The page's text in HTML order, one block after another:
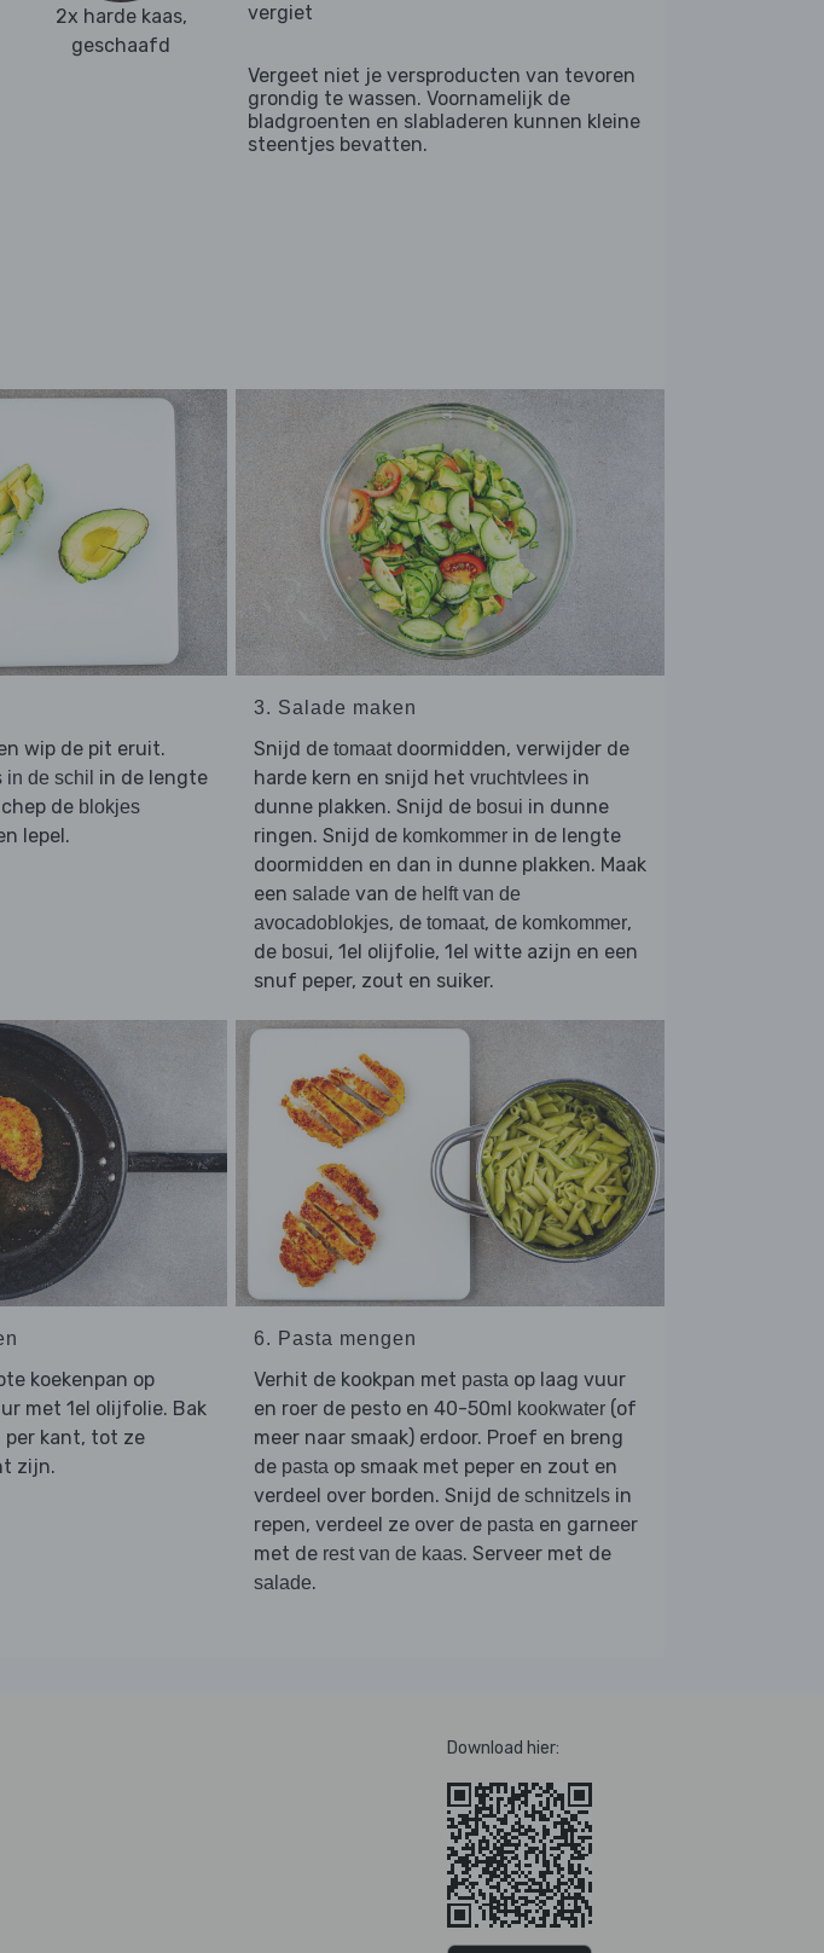
2x harde kaas,
geschaafd
vergiet
Vergeet niet je versproducten van tevoren
grondig te wassen. Voornamelijk de
bladgroenten en slabladeren kunnen kleine
steentjes bevatten.
wip de pit eruit.
de schil in de lengte
de blokjes
lepel.
3. Salade maken
Snijd de tomaatdoormidden, verwijder de
harde kern en snijd het vruchtvlees in
dunne plakken. Snijd de bosui in dunne
ringen. Snijd de komkommer in de lengte
doormidden en dan in dunne plakken. Maak
een salade van de helft van de
avocadoblokjes, de tomaat, de komkommer,
de bosui, 1el olijfolie, 1el witte azijn en een
snuf peper, zout en suiker.
koekenpan op
met 1el olijfolie. Bak
kant, tot ze
zijn.
6. Pasta mengen
Verhit de kookpan met pasta op laag vuur
en roer de pesto en 40-50ml kookwater (of
meer naar smaak) erdoor. Proef en breng
de pasta op smaak met peper en zout en
verdeel over borden. Snijd de schnitzels in
repen, verdeel ze over de pasta en garneer
met de rest van de kaas. Serveer met de
salade.
Download hier: